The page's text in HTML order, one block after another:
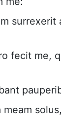
surrexerit
fecit me,